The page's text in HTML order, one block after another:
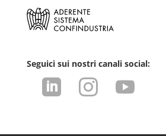
Seguici sui nostri canali social:
  